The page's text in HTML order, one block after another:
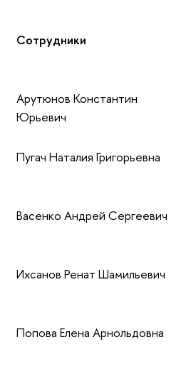
Сотрудники
Арутюнов Константин
Юрьевич
Пугач Наталия Григорьевна
Васенко Андрей Сергеевич
Ихсанов Ренат Шамильевич
Попова Елена Арнольдовна